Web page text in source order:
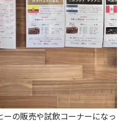
ーの販売や試飲コーナーになっ